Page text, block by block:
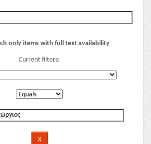
only items with full text availability
Current filters: